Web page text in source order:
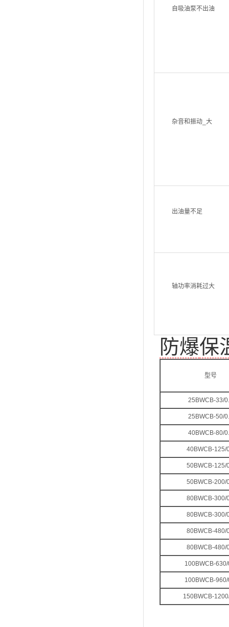
自吸油泵不出油
杂音和振动_大
出油量不足
轴功率消耗过大
防爆保
型号
25BWCB-33/
25BWCB-50/
40BWCB-80/
40BWCB-125/
50BWCB-125/
50BWCB-200/
80BWCB-300/
80BWCB-300/
80BWCB-480/
80BWCB-480/
100BWCB-
100BWCB-
150BWCB-